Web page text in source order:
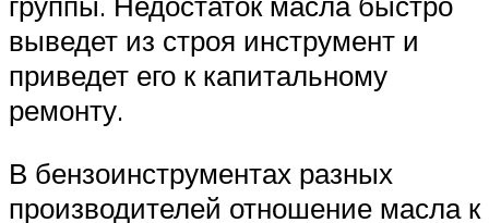
выведет из строя инструмент и
приведет его к капитальному
ремонту.
В бензоинструментах разных
производителей отношение масла к